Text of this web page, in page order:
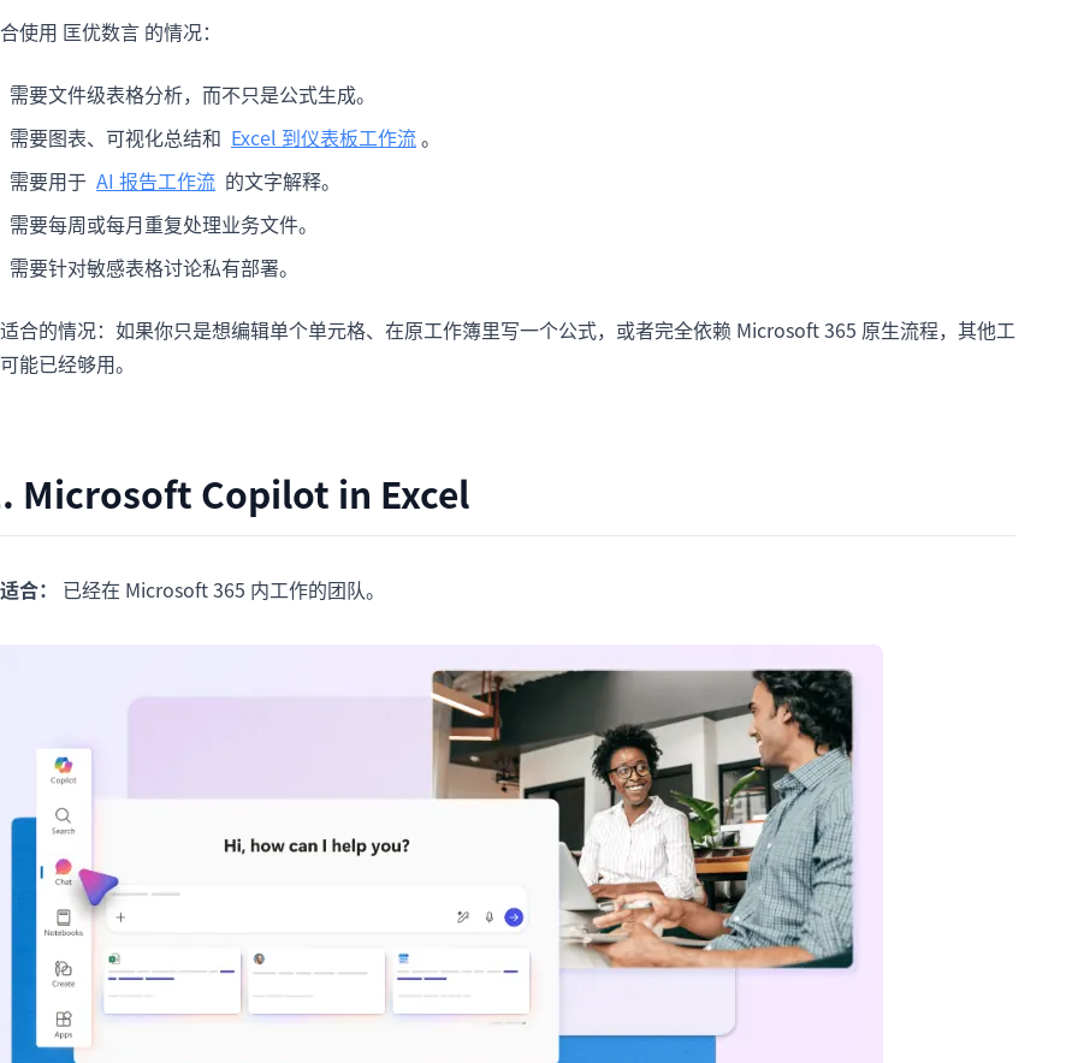
使用 匡优数言 的情况：
需要文件级表格分析，而不只是公式生成。
需要图表、可视化总结和 Excel 到仪表板工作流。
需要用于 AI 报告工作流 的文字解释。
需要每周或每月重复处理业务文件。
需要针对敏感表格讨论私有部署。
合的情况：如果你只是想编辑单个单元格、在原工作簿里写一个公式，或者完全依赖 Microsoft 365 原生流程，其他工
能已经够用。
Microsoft Copilot in Excel
合： 已经在 Microsoft 365 内工作的团队。